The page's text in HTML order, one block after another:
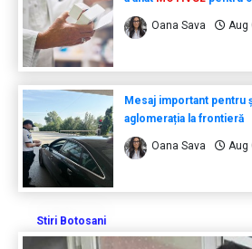
Oana Sava Aug
Mesaj important pentru
aglomerația la frontieră
Oana Sava Aug
Stiri Botosani